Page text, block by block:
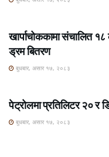
खार्पाचोककामा संचालित
ड्रम बितरण
बुधबार, असार १७, २०८३
पेट्रोलमा प्रतिलिटर २० र
बुधबार, असार १७, २०८३